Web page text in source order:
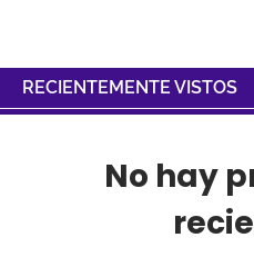
RECIENTEMENTE VISTOS
No hay